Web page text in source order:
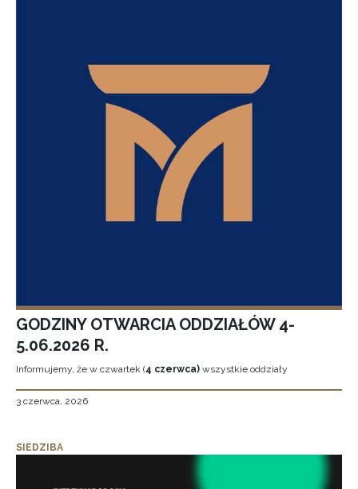
GODZINY OTWARCIA ODDZIAŁÓW 4-
5.06.2026 R.
Informujemy, że w czwartek (4 czerwca) wszystkie oddziały
3 czerwca, 2026
SIEDZIBA